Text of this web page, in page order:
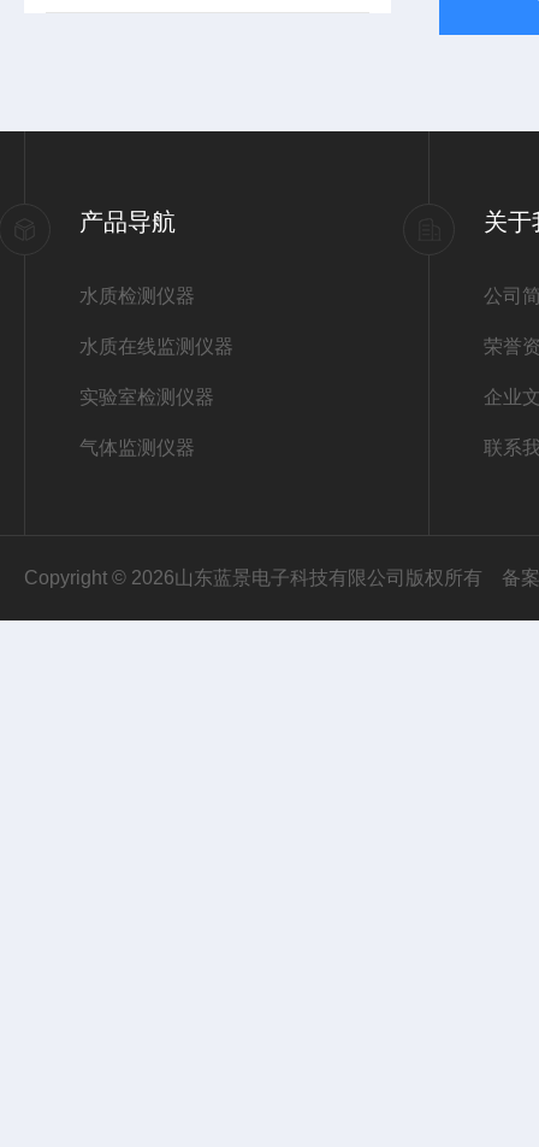
产品导航
水质检测仪器
水质在线监测仪器
实验室检测仪器
气体监测仪器
关于
公司
荣誉
企业
联系
Copyright © 2026山东蓝景电子科技有限公司版权所有 备